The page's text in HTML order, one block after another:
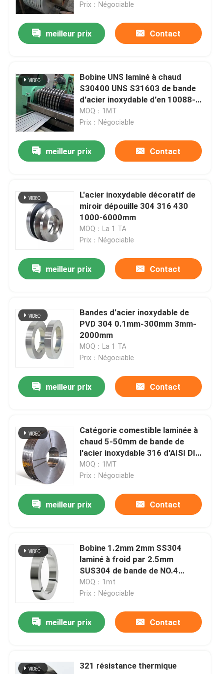
Produits
Vidéos
Au sujet de nous
Contrôle de qualité
Contactez-nous
Nouvelles
tuyau sans couture de solides solubles
Tuyau rond de solides solubles
Tuyau de solides solubles 304
plat en aluminium de feuille
Feuillard d'acier inoxydable
Bande d'acier inoxydable
Prix：Négociable
meilleur prix Contact
Bobine UNS laminé à chaud
S30400 UNS S31603 de bande
d'acier inoxydable d'en 10088-2
DIN
MOQ：1MT
Prix：Négociable
meilleur prix Contact
L'acier inoxydable décoratif de
miroir dépouille 304 316 430
1000-6000mm
MOQ：La 1 TA
Prix：Négociable
meilleur prix Contact
Bandes d'acier inoxydable de
PVD 304 0.1mm-300mm 3mm-
2000mm
MOQ：La 1 TA
Prix：Négociable
meilleur prix Contact
Catégorie comestible laminée à
chaud 5-50mm de bande de
l'acier inoxydable 316 d'AISI DIN
314
MOQ：1MT
Prix：Négociable
meilleur prix Contact
Bobine 1.2mm 2mm SS304
laminé à froid par 2.5mm
SUS304 de bande de NO.4
solides solubles
MOQ：1mt
Prix：Négociable
meilleur prix Contact
321 résistance thermique